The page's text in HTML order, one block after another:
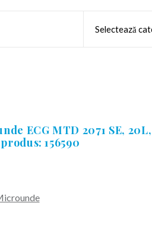
ECG MTD 2071 SE,
156590